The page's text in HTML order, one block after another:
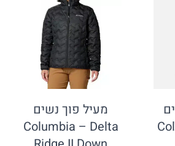
מעיל פוך נשים
Columbia – Delta